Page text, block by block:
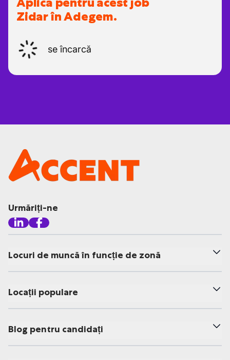
Zidar în Adegem.
se încarcă
Urmăriți-ne
Locuri de muncă în funcție de zonă
Locații populare
Blog pentru candidați